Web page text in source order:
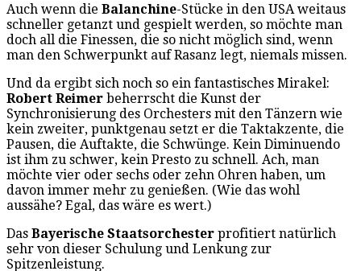
Auch wenn die Balanchine-Stücke in den USA weitaus
schneller getanzt und gespielt werden, so möchte man
doch all die Finessen, die so nicht möglich sind, wenn
man den Schwerpunkt auf Rasanz legt, niemals missen.
Und da ergibt sich noch so ein fantastisches Mirakel:
Robert Reimer beherrscht die Kunst der
Synchronisierung des Orchesters mit den Tänzern wie
kein zweiter, punktgenau setzt er die Taktakzente, die
Pausen, die Auftakte, die Schwünge. Kein Diminuendo
ist ihm zu schwer, kein Presto zu schnell. Ach, man
möchte vier oder sechs oder zehn Ohren haben, um
davon immer mehr zu genießen. (Wie das wohl
aussähe? Egal, das wäre es wert.)
Das Bayerische Staatsorchester profitiert natürlich
sehr von dieser Schulung und Lenkung zur
Spitzenleistung.